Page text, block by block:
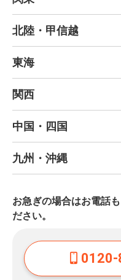
北陸・甲信越
東海
関西
中国・四国
九州・沖縄
お急ぎの場合はお電話
ださい。